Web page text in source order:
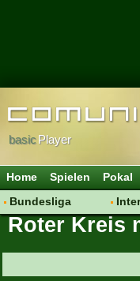
basicPlayer
Home Spielen Pokal
Bundesliga
Hot News
Roter Kreis